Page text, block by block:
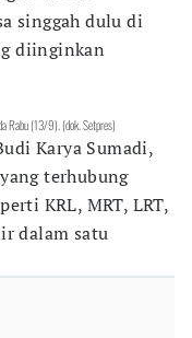
singgah dulu di
diinginkan
Rabu (13/9). (dok. Setpres)
Karya Sumadi,
terhubung
KRL, MRT, LRT,
dalam satu